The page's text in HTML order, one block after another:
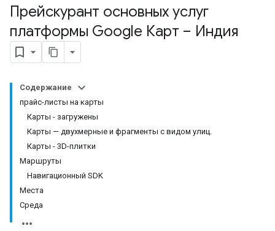
Прейскурант основных услуг
платформы Google Карт – Индия
Содержание
прайс-листы на карты
Карты - загружены
Карты — двухмерные и фрагменты с видом улиц.
Карты - 3D-плитки
Маршруты
Навигационный SDK
Места
Среда